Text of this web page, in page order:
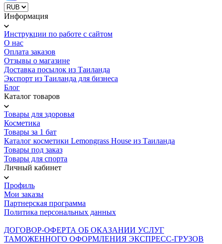
Информация
Инструкции по работе с сайтом
О нас
Оплата заказов
Отзывы о магазине
Доставка посылок из Таиланда
Экспорт из Таиланда для бизнеса
Блог
Каталог товаров
Товары для здоровья
Косметика
Товары за 1 бат
Каталог косметики Lemongrass House из Таиланда
Товары под заказ
Товары для спорта
Личный кабинет
Профиль
Мои заказы
Партнерская программа
Политика персональных данных
ДОГОВОР-ОФЕРТА ОБ ОКАЗАНИИ УСЛУГ
ТАМОЖЕННОГО ОФОРМЛЕНИЯ ЭКСПРЕСС-ГРУЗОВ